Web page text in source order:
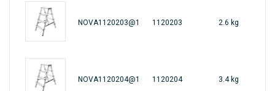
NOVA1120203@1 1120203 2.6 kg
NOVA1120204@1 1120204 3.4 kg